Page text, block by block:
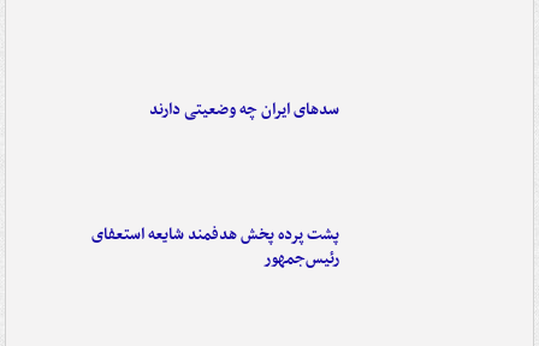
سدهای ایران چه وضعیتی دارند
پشت پرده پخش هدفمند شایعه استعفای
رئیس‌جمهور